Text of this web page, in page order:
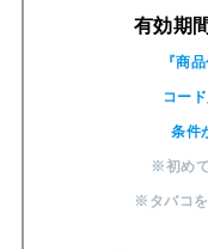
有効期
『商
コー
条件
※初め
※タバコ